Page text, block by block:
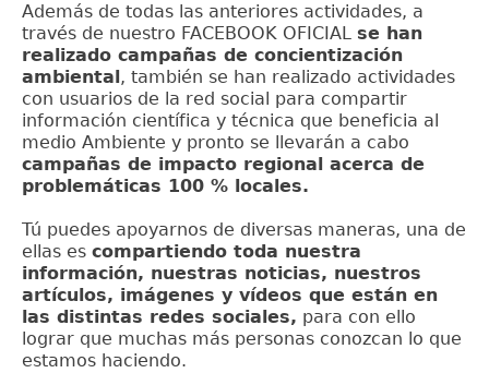
Además de todas las anteriores actividades, a
través de nuestro FACEBOOK OFICIAL se han
realizado campañas de concientización
ambiental , también se han realizado actividades
con usuarios de la red social para compartir
información científica y técnica que beneficia al
medio Ambiente y pronto se llevarán a cabo
campañas de impacto regional acerca de
problemáticas 100 % locales.
Tú puedes apoyarnos de diversas maneras, una de
ellas es compartiendo toda nuestra
información, nuestras noticias, nuestros
artículos, imágenes y vídeos que están en
las distintas redes sociales, para con ello
lograr que muchas más personas conozcan lo que
estamos haciendo.